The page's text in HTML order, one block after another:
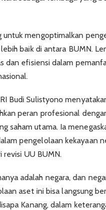
untuk mengoptimalkan
baik di antara BUMN.
dan efisiensi dalam
Budi Sulistyono
peran profesional
saham utama. Ia
pengelolaan kekayaan
revisi UU BUMN.
adalah negara, dan
aset ini bisa langsung
Kanang, dalam